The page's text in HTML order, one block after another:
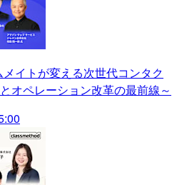
メイトが変える次世代コンタク
オペレーション改革の最前線～